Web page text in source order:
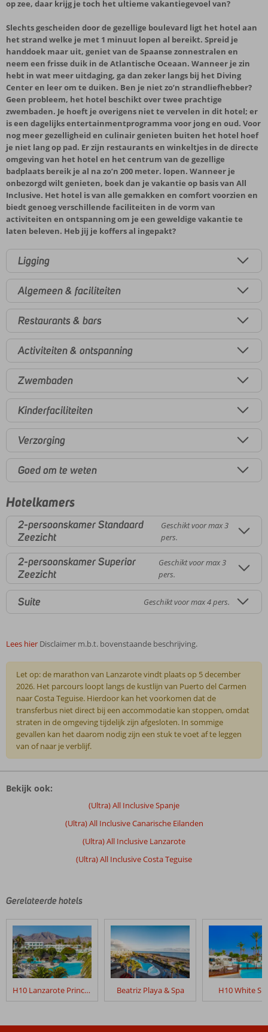
op zee, daar krijg je toch het ultieme vakantiegevoel van?
Slechts gescheiden door de gezellige boulevard ligt het hotel aan
het strand welke je met 1 minuut lopen al bereikt. Spreid je
handdoek maar uit, geniet van de Spaanse zonnestralen en
neem een frisse duik in de Atlantische Oceaan. Wanneer je zin
hebt in wat meer uitdaging, ga dan zeker langs bij het Diving
Center en leer om te duiken. Ben je niet zo’n strandliefhebber?
Geen probleem, het hotel beschikt over twee prachtige
zwembaden. Je hoeft je overigens niet te vervelen in dit hotel; er
is een dagelijks entertainmentprogramma voor jong en oud. Voor
nog meer gezelligheid en culinair genieten buiten het hotel hoef
je niet lang op pad. Er zijn restaurants en winkeltjes in de directe
omgeving van het hotel en het centrum van de gezellige
badplaats bereik je al na zo’n 200 meter. lopen. Wanneer je
onbezorgd wilt genieten, boek dan je vakantie op basis van All
Inclusive. Het hotel is van alle gemakken en comfort voorzien en
biedt genoeg verschillende faciliteiten in de vorm van
activiteiten en ontspanning om je een geweldige vakantie te
laten beleven. Heb jij je koffers al ingepakt?
Ligging
Algemeen & faciliteiten
Restaurants & bars
Activiteiten & ontspanning
Zwembaden
Kinderfaciliteiten
Verzorging
Goed om te weten
Hotelkamers
2-persoonskamer Standaard
Zeezicht
Geschikt voor max 3
pers.
2-persoonskamer Superior
Zeezicht
Geschikt voor max 3
pers.
Suite Geschikt voor max 4 pers.
Lees hier Disclaimer m.b.t. bovenstaande beschrijving.
Let op: de marathon van Lanzarote vindt plaats op 5 december
2026. Het parcours loopt langs de kustlijn van Puerto del Carmen
naar Costa Teguise. Hierdoor kan het voorkomen dat de
transferbus niet direct bij een accommodatie kan stoppen, omdat
straten in de omgeving tijdelijk zijn afgesloten. In sommige
gevallen kan het daarom nodig zijn een stuk te voet af te leggen
van of naar je verblijf.
zijn
Alexandre
Teguise
Playa
Beoordelingen
die
Bekijk ook:
(Ultra) All Inclusive Spanje
(Ultra) All Inclusive Canarische Eilanden
(Ultra) All Inclusive Lanzarote
(Ultra) All Inclusive Costa Teguise
Gerelateerde hotels
H10 Lanzarote Princess Beatriz Playa & Spa H10 White